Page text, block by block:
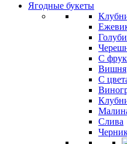
Ягодные букеты
С
Вишня
C
Слива